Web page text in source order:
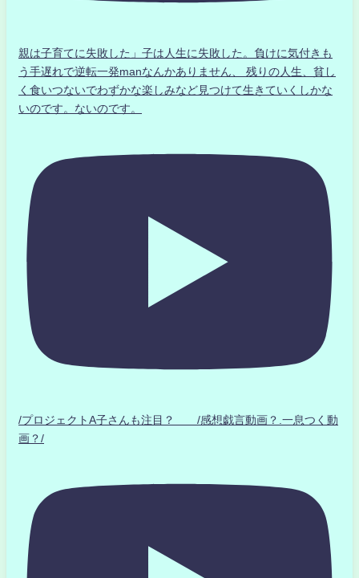
親は子育てに失敗した」子は人生に失敗した。負けに気付きも
う手遅れで逆転一発manなんかありません、 残りの人生、貧し
く食いつないでわずかな楽しみなど見つけて生きていくしかな
いのです。ないのです。
/プロジェクトA子さんも注目？ /感想戯言動画？.一息つく動
画？/